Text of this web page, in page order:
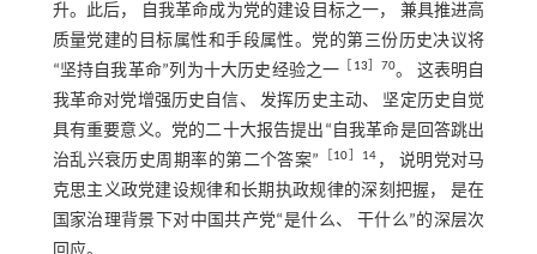
升。此后， 自我革命成为党的建设目标之一， 兼具推进高
质量党建的目标属性和手段属性。党的第三份历史决议将
“坚持自我革命”列为十大历史经验之一
13 ］70。 这表明自
我革命对党增强历史自信、 发挥历史主动、 坚定历史自觉
具有重要意义。党的二十大报告提出“自我革命是回答跳出
治乱兴衰历史周期率的第二个答案”
10 ］14 ， 说明党对马
克思主义政党建设规律和长期执政规律的深刻把握， 是在
国家治理背景下对中国共产党“是什么、 干什么”的深层次